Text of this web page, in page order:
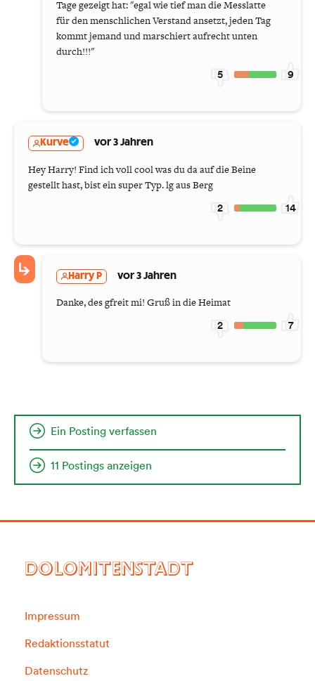
Tage gezeigt hat: "egal wie tief man die Messlatte
für den menschlichen Verstand ansetzt, jeden Tag
kommt jemand und marschiert aufrecht unten
durch!!!"
5 9
Kurve vor 3 Jahren
Hey Harry! Find ich voll cool was du da auf die Beine
gestellt hast, bist ein super Typ. lg aus Berg
2 14
Harry P vor 3 Jahren
Danke, des gfreit mi! Gruß in die Heimat
2 7
Ein Posting verfassen
11 Postings anzeigen
DOLOMITENSTADT
Impressum
Redaktionsstatut
Datenschutz